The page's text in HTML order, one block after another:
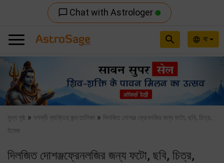
chat_bubble_outline Chat with Astrologer
language বা
search
Previous
মুখ্য পৃষ্ঠ » যশস্বী ব্যাক্তির জন্ম তালিকা » দিলজিত দোশঞ্জ ফ্রেনলজির জন্য ফটো, ছবি, চিত্র,
ইমেজ
দিলজিত দোশঞ্জফ্রেনলজির জন্য ফটো, ছবি, চিত্র,